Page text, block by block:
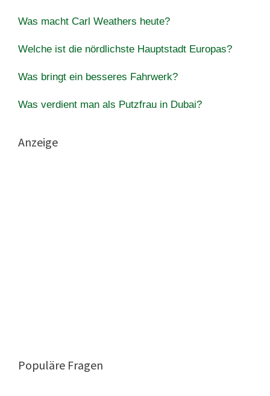
Was macht Carl Weathers heute?
Welche ist die nördlichste Hauptstadt Europas?
Was bringt ein besseres Fahrwerk?
Was verdient man als Putzfrau in Dubai?
Anzeige
Populäre Fragen